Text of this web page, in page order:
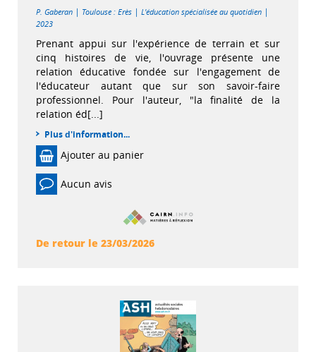
P. Gaberan | Toulouse : Erès | L'éducation spécialisée au quotidien |
2023
Prenant appui sur l'expérience de terrain et sur
cinq histoires de vie, l'ouvrage présente une
relation éducative fondée sur l'engagement de
l'éducateur autant que sur son savoir-faire
professionnel. Pour l'auteur, "la finalité de la
relation éd[...]
Plus d'information...
Ajouter au panier
Aucun avis
De retour le 23/03/2026